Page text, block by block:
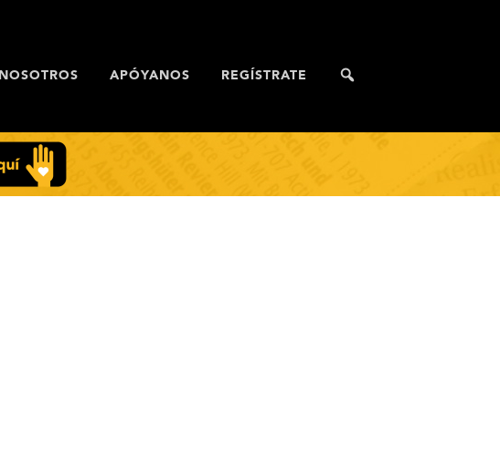
NOSOTROS APÓYANOS REGÍSTRATE